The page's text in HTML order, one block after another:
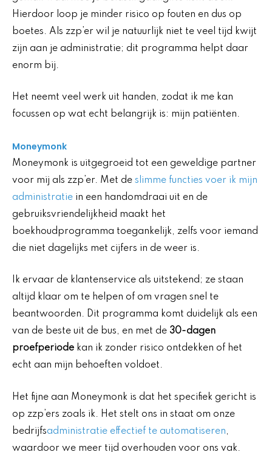
Hierdoor loop je minder risico op fouten en dus op
boetes. Als zzp’er wil je natuurlijk niet te veel tijd kwijt
zijn aan je administratie; dit programma helpt daar
enorm bij.
Het neemt veel werk uit handen, zodat ik me kan
focussen op wat echt belangrijk is: mijn patiënten.
Moneymonk
Moneymonk is uitgegroeid tot een geweldige partner
voor mij als zzp’er. Met de slimme functies voer ik mijn
administratie in een handomdraai uit en de
gebruiksvriendelijkheid maakt het
boekhoudprogramma toegankelijk, zelfs voor iemand
die niet dagelijks met cijfers in de weer is.
Ik ervaar de klantenservice als uitstekend; ze staan
altijd klaar om te helpen of om vragen snel te
beantwoorden. Dit programma komt duidelijk als een
van de beste uit de bus, en met de 30-dagen
proefperiode kan ik zonder risico ontdekken of het
echt aan mijn behoeften voldoet.
Het fijne aan Moneymonk is dat het specifiek gericht is
op zzp’ers zoals ik. Het stelt ons in staat om onze
bedrijfsadministratie effectief te automatiseren,
waardoor we meer tijd overhouden voor ons vak.